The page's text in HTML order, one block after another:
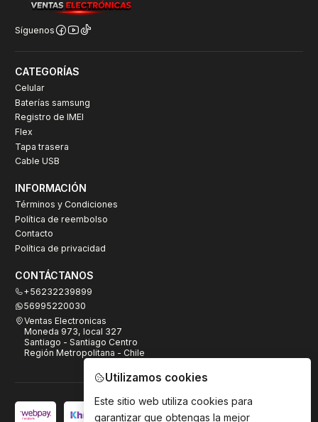
Síguenos
CATEGORÍAS
Celular
Baterías samsung
Registro de IMEI
Flex
Tapa trasera
Cable USB
INFORMACIÓN
Términos y Condiciones
Política de reembolso
Contacto
Política de privacidad
CONTÁCTANOS
+56232239899
56995220030
Ventas Electronicas
Moneda 973, local 327
Santiago - Santiago Centro
Región Metropolitana - Chile
Utilizamos cookies
Este sitio web utiliza cookies para
garantizar que obtengas la mejor